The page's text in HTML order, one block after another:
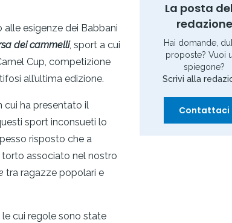
esigenze dei Babbani
dei cammelli, sport a cui
Cup, competizione
all’ultima edizione.
cui ha presentato il
sport inconsueti lo
risposto che a
torto associato nel nostro
tra ragazze popolari e
cui regole sono state
La posta
redazione
Hai domande,
proposte? Vuoi
spiegone?
Scrivi alla
Contattaci